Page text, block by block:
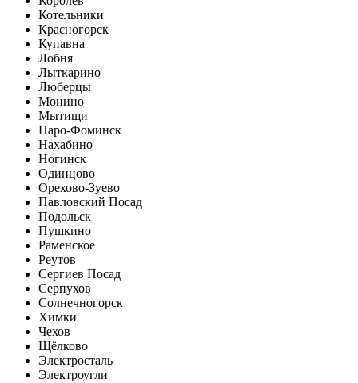
Котельники
Красногорск
Купавна
Лобня
Лыткарино
Люберцы
Монино
Мытищи
Наро-Фоминск
Нахабино
Ногинск
Одинцово
Орехово-Зуево
Павловский Посад
Подольск
Пушкино
Раменское
Реутов
Сергиев Посад
Серпухов
Солнечногорск
Химки
Чехов
Щёлково
Электросталь
Электроугли